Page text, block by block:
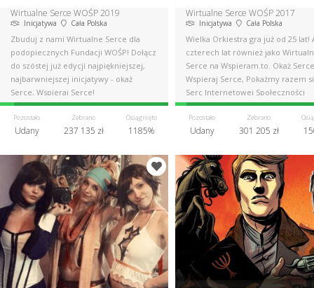
Wirtualne Serce WOŚP 2019
Inicjatywa Cała Polska
Zbuduj z nami Wirtualne Serce dla
podopiecznych Fundacji WOŚP! Dołącz
do szóstej już edycji najpiękniejszej,
najbarwniejszej inicjatywy - okaż
Serce, Wspieraj Serce!
Pozostało
Udany
Zebrano
237 135 zł
Osiągnięto
1185%
Wirtualne Serce WOŚP 2017
Inicjatywa Cała Polska
Wielka Orkiestra gra już od 25 lat!
czterech lat również jako
Serce na Wspieram.to. Okaż
Wspieraj Serce, Pokażmy razem
Serc Internetowej Społeczności
Pozostało
Udany
Zebrano
301 205 zł